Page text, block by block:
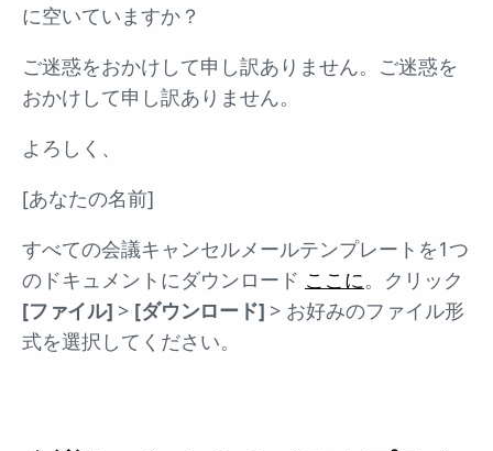
に空いていますか？
ご迷惑をおかけして申し訳ありません。ご迷惑を
おかけして申し訳ありません。
よろしく、
[あなたの名前]
すべての会議キャンセルメールテンプレートを1つ
のドキュメントにダウンロード ここに。クリック
[ファイル] > [ダウンロード] > お好みのファイル形
式を選択してください。